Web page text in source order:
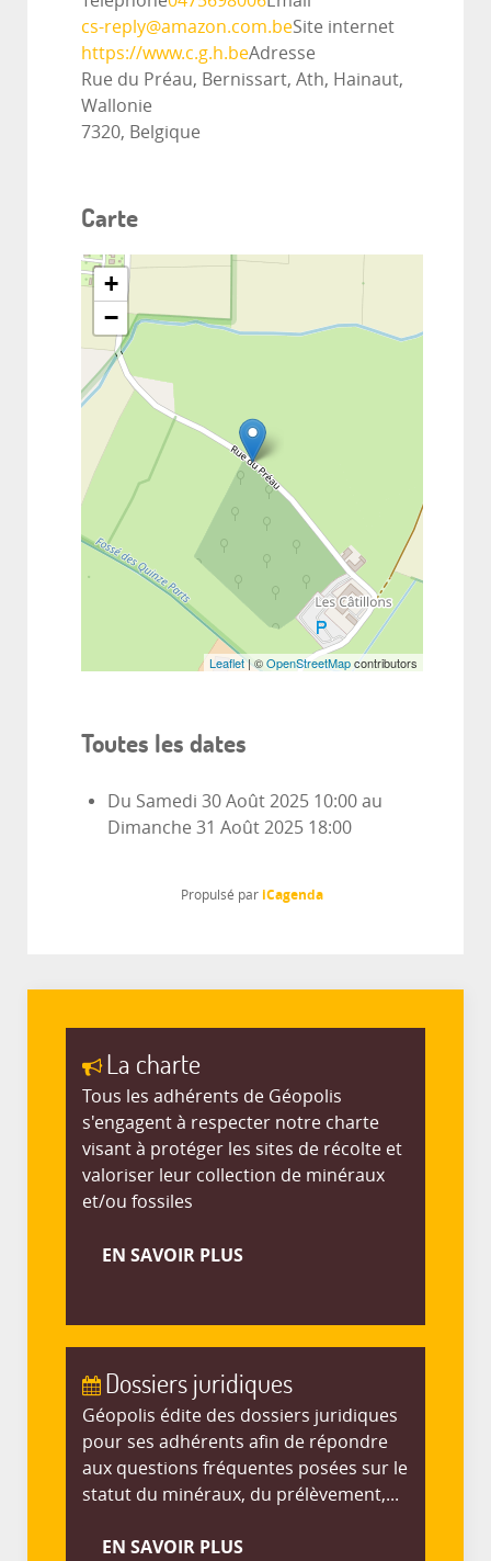
cs-reply@amazon.com.beSite internet
https://www.c.g.h.beAdresse
Rue du Préau, Bernissart, Ath, Hainaut,
Wallonie
7320, Belgique
Carte
+
−
Leaflet| ©OpenStreetMapcontributors
Toutes les dates
Du Samedi 30 Août 2025 10:00 au
Dimanche 31 Août 2025 18:00
Propulsé par iCagenda
La charte
Tous les adhérents de Géopolis
s'engagent à respecter notre charte
visant à protéger les sites de récolte et
valoriser leur collection de minéraux
et/ou fossiles
EN SAVOIR PLUS
Dossiers juridiques
Géopolis édite des dossiers juridiques
pour ses adhérents afin de répondre
aux questions fréquentes posées sur le
statut du minéraux, du prélèvement,...
EN SAVOIR PLUS